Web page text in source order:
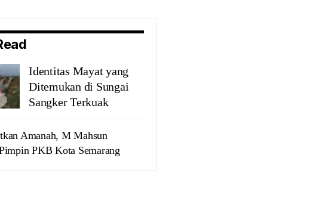
Identitas Mayat yang
Ditemukan di Sungai
Sangker Terkuak
Amanah, M Mahsun
PKB Kota Semarang